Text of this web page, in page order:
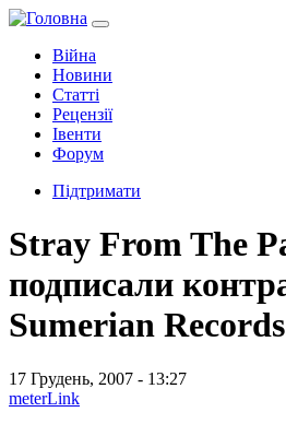
Війна
Новини
Статті
Рецензії
Івенти
Форум
Підтримати
Stray From The
подписали
Sumerian Records
17 Грудень, 2007 - 13:27
meterLink